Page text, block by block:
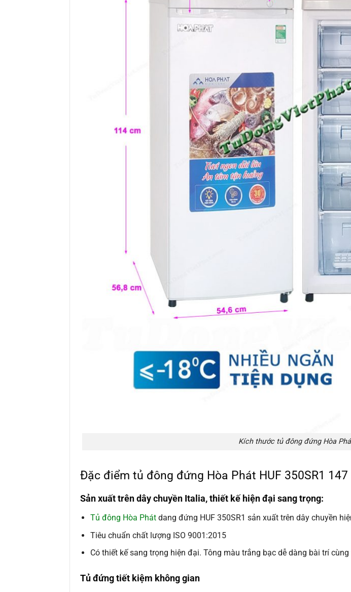
Kích thước tủ đông đứng Hòa
Đặc điểm tủ đông đứng Hòa Phát HUF 350SR1
Sản xuất trên dây chuyền Italia, thiết kế hiện đại sang trọng:
Tủ đông Hòa Phát dang đứng HUF 350SR1 sản xuất trên dây chuyền
Tiêu chuẩn chất lượng ISO 9001:2015
Có thiết kế sang trọng hiện đại. Tông màu trắng bạc dễ dàng bài trí
Tủ đứng tiết kiệm không gian